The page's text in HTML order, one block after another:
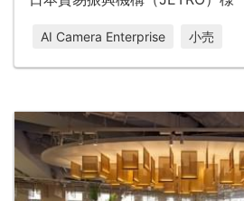
AI Camera Enterprise 小売